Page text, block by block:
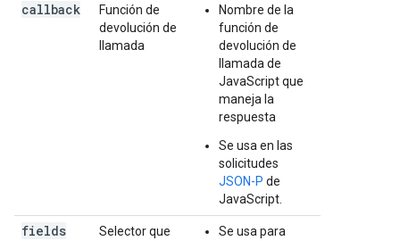
callback
Función de
devolución de
llamada
Nombre de la
función de
devolución de
llamada de
JavaScript que
maneja la
respuesta
Se usa en las
solicitudes
JSON-P de
JavaScript.
fields
Selector que
Se usa para